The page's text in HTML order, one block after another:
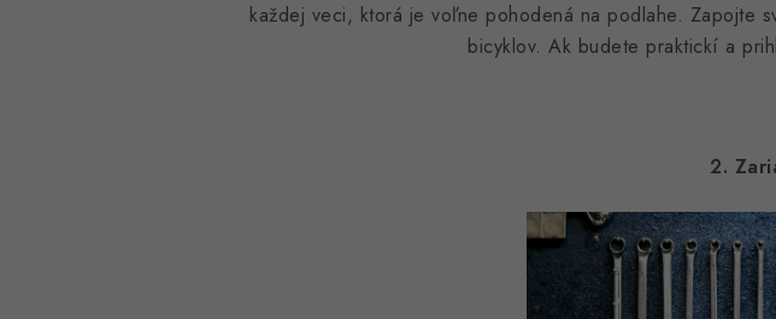
každej veci, ktorá je voľne pohodená na podlahe. Zapojte
bicyklov. Ak budete praktickí a
2.